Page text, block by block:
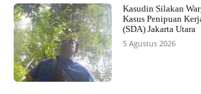
Kasudin Silakan
Kasus Penipuan
(SDA) Jakarta Utara
5 Agustus 2026